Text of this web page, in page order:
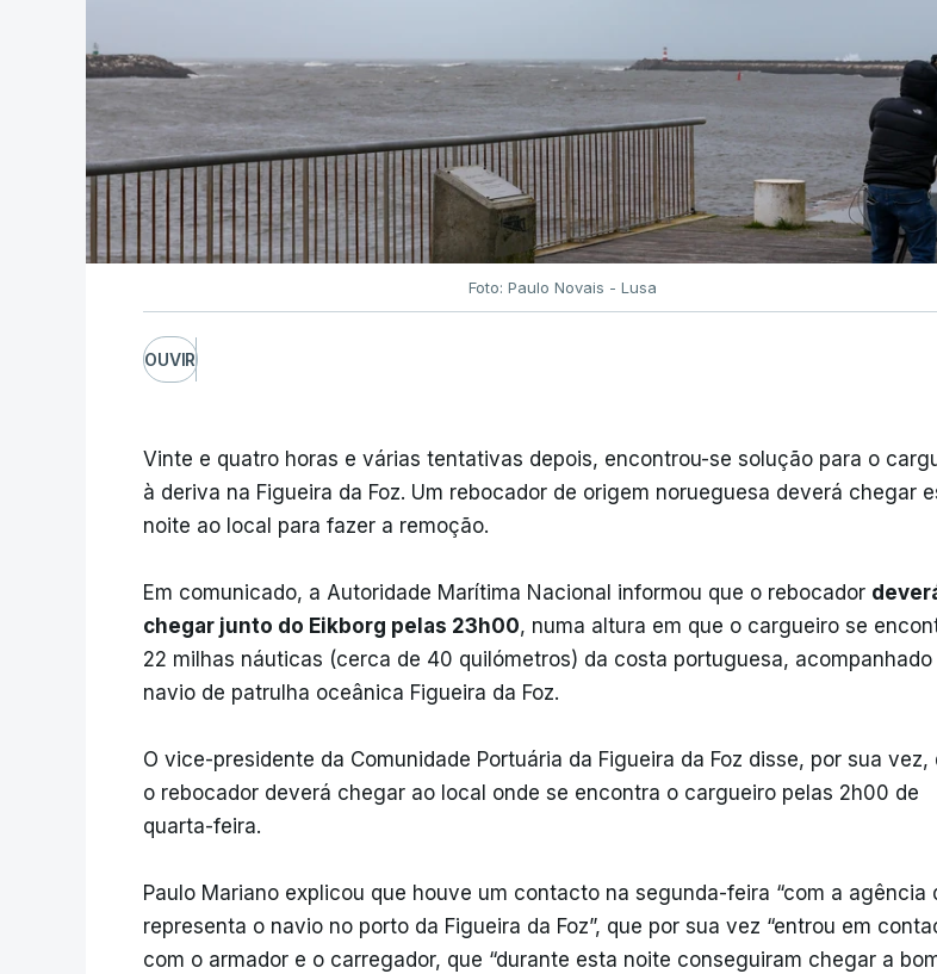
Foto: Paulo Novais - Lusa
OUVIR
Vinte e quatro horas e várias tentativas depois, encontrou-se solução para o
à deriva na Figueira da Foz. Um rebocador de origem norueguesa deverá chegar
noite ao local para fazer a remoção.
Em comunicado, a Autoridade Marítima Nacional informou que o rebocador
chegar junto do Eikborg pelas 23h00, numa altura em que o cargueiro se
22 milhas náuticas (cerca de 40 quilómetros) da costa portuguesa, acompanhado
navio de patrulha oceânica Figueira da Foz.
O vice-presidente da Comunidade Portuária da Figueira da Foz disse, por sua vez,
o rebocador deverá chegar ao local onde se encontra o cargueiro pelas 2h00 de
quarta-feira.
Paulo Mariano explicou que houve um contacto na segunda-feira “com a agência
representa o navio no porto da Figueira da Foz”, que por sua vez “entrou em
com o armador e o carregador, que “durante esta noite conseguiram chegar a